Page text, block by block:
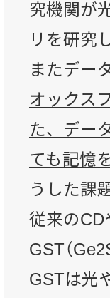
究機関が
リを研究
またデー
オックス
た、デー
ても記憶
うした課
従来のCD
GST（
GSTは光